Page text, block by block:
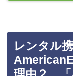
レンタル